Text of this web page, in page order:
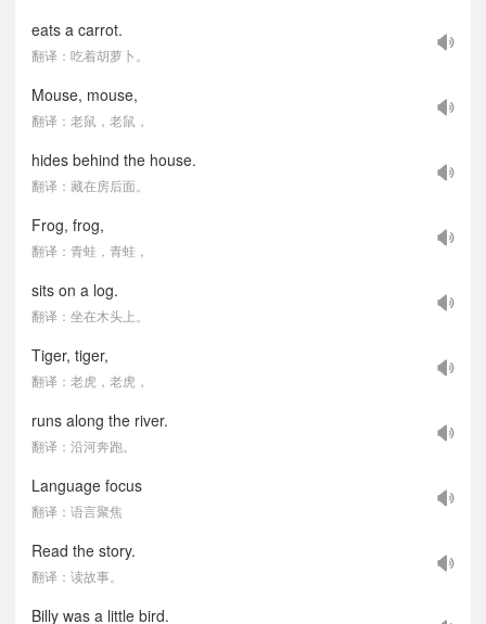
eats a carrot.
翻译：吃着胡萝卜。
Mouse, mouse,
翻译：老鼠，老鼠，
hides behind the house.
翻译：藏在房后面。
Frog, frog,
翻译：青蛙，青蛙，
sits on a log.
翻译：坐在木头上。
Tiger, tiger,
翻译：老虎，老虎，
runs along the river.
翻译：沿河奔跑。
Language focus
翻译：语言聚焦
Read the story.
翻译：读故事。
Billy was a little bird.